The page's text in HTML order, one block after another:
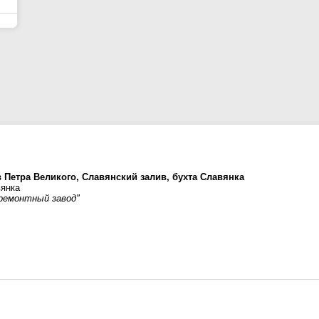
Великого, Славянский залив, бухта Славянка
завод"